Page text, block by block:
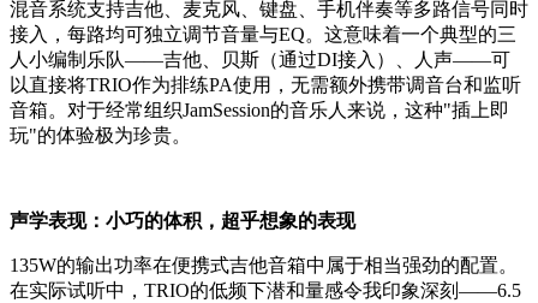
混音系统支持吉他、麦克风、键盘、手机伴奏等多路信号同时
接入，每路均可独立调节音量与EQ。这意味着一个典型的三
人小编制乐队——吉他、贝斯（通过DI接入）、人声——可
以直接将TRIO作为排练PA使用，无需额外携带调音台和监听
音箱。对于经常组织JamSession的音乐人来说，这种"插上即
玩"的体验极为珍贵。
声学表现：小巧的体积，超乎想象的表现
135W的输出功率在便携式吉他音箱中属于相当强劲的配置。
在实际试听中，TRIO的低频下潜和量感令我印象深刻——6.5